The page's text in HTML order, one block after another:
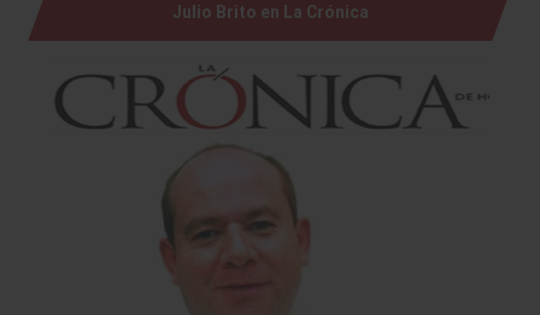
Julio Brito en La Crónica